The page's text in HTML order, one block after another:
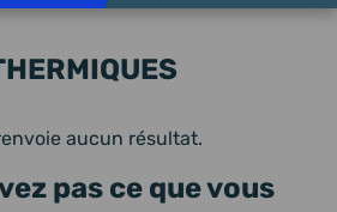
aucun résultat.
pas ce que vous